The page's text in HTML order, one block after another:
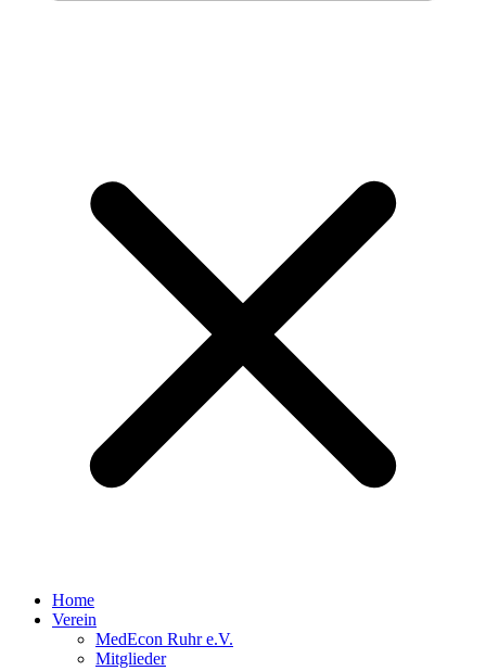
Home
Verein
MedEcon Ruhr e.V.
Mitglieder